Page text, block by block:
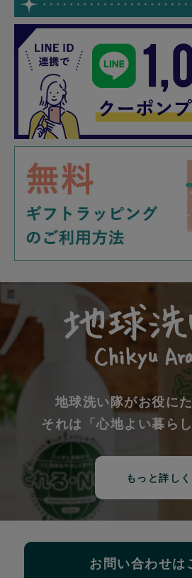
地球洗い隊がお役に
それは「心地よい暮ら
もっと詳しく
お問い合わせは